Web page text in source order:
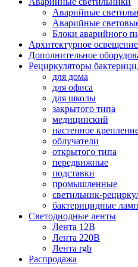
Аварийные
Аварийные
Блоки аварийного
Архитектурное освещение
Дополнительное
Рециркуляторы
для дома
для офиса
для школы
закрытого типа
медицинский
настенное
облучатели
открытого типа
передвижные
подставки
промышленные
светильник-
бактерицидные
Светодиодные ленты
Лента 12В
Лента 220В
Лента rgb
Распродажа